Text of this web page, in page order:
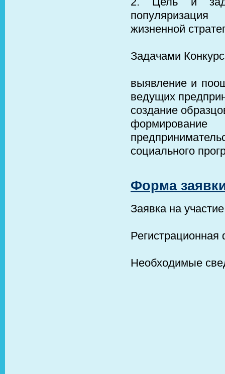
жизненной
Задачами
выявление и
ведущих
создание
социального
Форма
Заявка на
Необходимые